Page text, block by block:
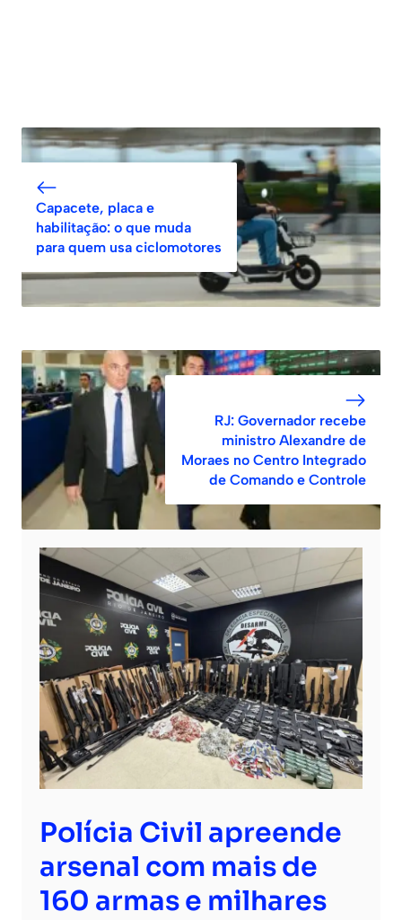
Capacete, placa e
habilitação: o que muda
para quem usa ciclomotores
RJ: Governador recebe
ministro Alexandre de
Moraes no Centro Integrado
de Comando e Controle
Polícia Civil apreende
arsenal com mais de
160 armas e milhares